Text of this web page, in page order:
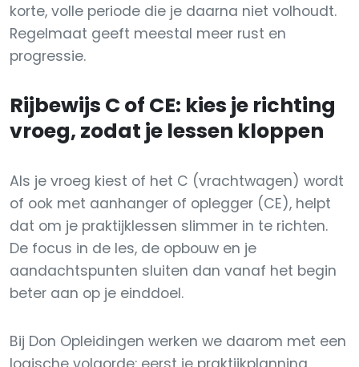
korte, volle periode die je daarna niet volhoudt.
Regelmaat geeft meestal meer rust en
progressie.
Rijbewijs C of CE: kies je richting
vroeg, zodat je lessen kloppen
Als je vroeg kiest of het C (vrachtwagen) wordt
of ook met aanhanger of oplegger (CE), helpt
dat om je praktijklessen slimmer in te richten.
De focus in de les, de opbouw en je
aandachtspunten sluiten dan vanaf het begin
beter aan op je einddoel.
Bij Don Opleidingen werken we daarom met een